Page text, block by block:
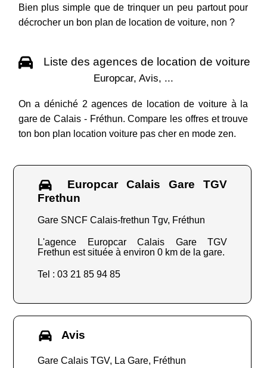
Bien plus simple que de trinquer un peu partout pour
décrocher un bon plan de location de voiture, non ?
Liste des agences de location de voiture
Europcar, Avis, ...
On a déniché 2 agences de location de voiture à la
gare de Calais - Fréthun. Compare les offres et trouve
ton bon plan location voiture pas cher en mode zen.
Europcar Calais Gare TGV
Frethun
Gare SNCF Calais-frethun Tgv, Fréthun
L'agence Europcar Calais Gare TGV
Frethun est située à environ 0 km de la gare.
Tel : 03 21 85 94 85
Avis
Gare Calais TGV, La Gare, Fréthun